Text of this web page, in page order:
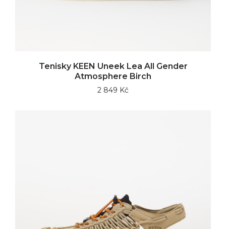
Tenisky KEEN Uneek Lea All Gender
Atmosphere Birch
2 849 Kč